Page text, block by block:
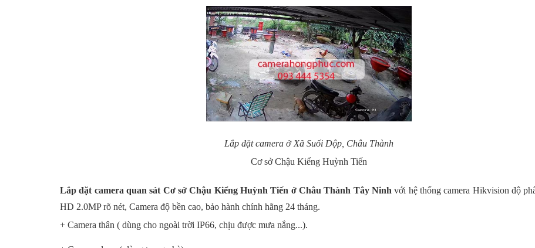
Lắp đặt camera ở Xã Suối Dộp, Châu Thành
Cơ sở Chậu Kiểng Huỳnh Tiến
Lắp đặt camera quan sát Cơ sở Chậu Kiểng Huỳnh Tiến ở Châu Thành Tây Ninh với hệ thống camera Hikvision độ
HD 2.0MP rõ nét, Camera độ bền cao, bảo hành chính hãng 24 tháng.
+ Camera thân ( dùng cho ngoài trời IP66, chịu được mưa nắng...).